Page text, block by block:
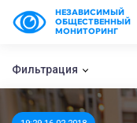
НЕЗАВИСИМЫЙ
ОБЩЕСТВЕННЫЙ
МОНИТОРИНГ
Фильтрация